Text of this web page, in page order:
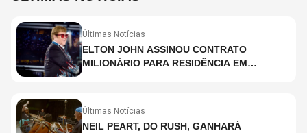
Últimas Notícias
ELTON JOHN ASSINOU CONTRATO
MILIONÁRIO PARA RESIDÊNCIA EM
Últimas Notícias
NEIL PEART, DO RUSH, GANHARÁ